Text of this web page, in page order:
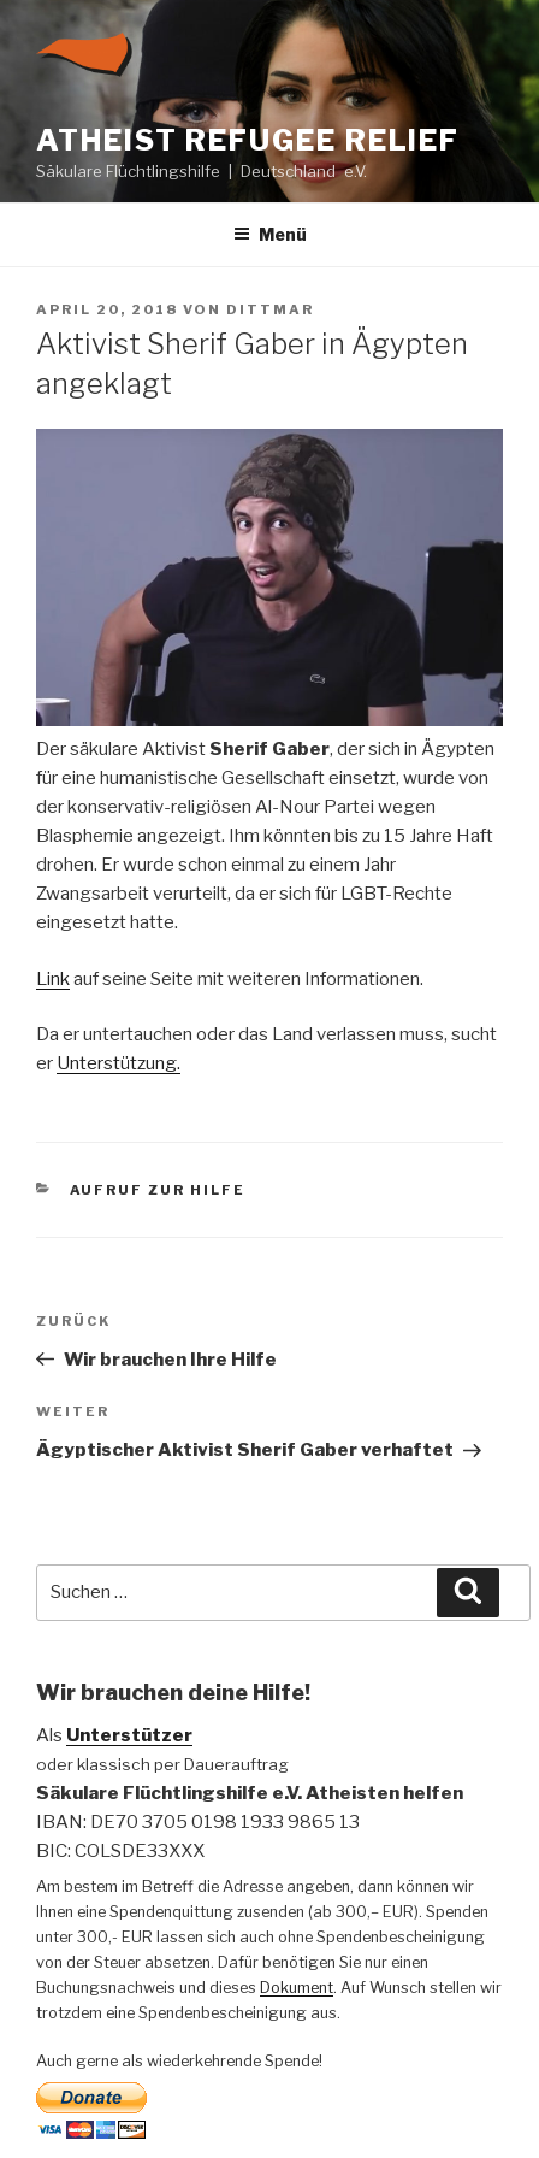
ATHEIST REFUGEE RELIEF
Säkulare Flüchtlingshilfe | Deutschland e.V.
Menü
VERÖFFENTLICHT
AM
APRIL 20, 2018 VON DITTMAR
Aktivist Sherif Gaber in Ägypten
angeklagt
Der säkulare Aktivist Sherif Gaber, der sich in Ägypten
für eine humanistische Gesellschaft einsetzt, wurde von
der konservativ-religiösen Al-Nour Partei wegen
Blasphemie angezeigt. Ihm könnten bis zu 15 Jahre Haft
drohen. Er wurde schon einmal zu einem Jahr
Zwangsarbeit verurteilt, da er sich für LGBT-Rechte
eingesetzt hatte.
Link auf seine Seite mit weiteren Informationen.
Da er untertauchen oder das Land verlassen muss, sucht
er Unterstützung.
KATEGORIEN
AUFRUF ZUR HILFE
Beitragsnavigation
Vorheriger
Beitrag
ZURÜCK
Wir brauchen Ihre Hilfe
Nächster
Beitrag
WEITER
Ägyptischer Aktivist Sherif Gaber verhaftet
Wir brauchen deine Hilfe!
Als Unterstützer
oder klassisch per Dauerauftrag
Säkulare Flüchtlingshilfe e.V. Atheisten helfen
IBAN: DE70 3705 0198 1933 9865 13
BIC: COLSDE33XXX
Am bestem im Betreff die Adresse angeben, dann können wir
Ihnen eine Spendenquittung zusenden (ab 300,– EUR). Spenden
unter 300,- EUR lassen sich auch ohne Spendenbescheinigung
von der Steuer absetzen. Dafür benötigen Sie nur einen
Buchungsnachweis und dieses Dokument. Auf Wunsch stellen wir
trotzdem eine Spendenbescheinigung aus.
Auch gerne als wiederkehrende Spende!